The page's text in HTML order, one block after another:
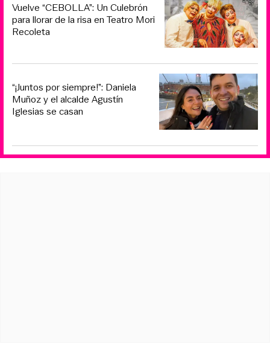
Vuelve “CEBOLLA”: Un Culebrón
para llorar de la risa en Teatro Mori
Recoleta
“¡Juntos por siempre!”: Daniela
Muñoz y el alcalde Agustín
Iglesias se casan